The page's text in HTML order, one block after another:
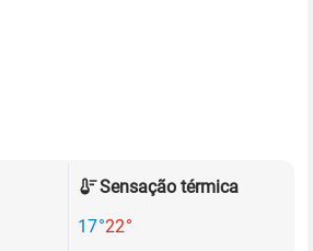
Sensação térmica
17°22°